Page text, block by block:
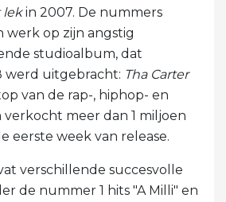
lekin 2007. De nummers
werk op zijn angstig
studioalbum, dat
werd uitgebracht: Tha Carter
van de rap-, hiphop- en
meer dan 1 miljoen
eerste week van release.
verschillende succesvolle
de nummer 1 hits "A Milli" en